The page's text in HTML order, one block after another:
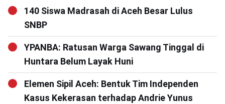
140 Siswa Madrasah di Aceh Besar Lulus
SNBP
YPANBA: Ratusan Warga Sawang Tinggal di
Huntara Belum Layak Huni
Elemen Sipil Aceh: Bentuk Tim Independen
Kasus Kekerasan terhadap Andrie Yunus